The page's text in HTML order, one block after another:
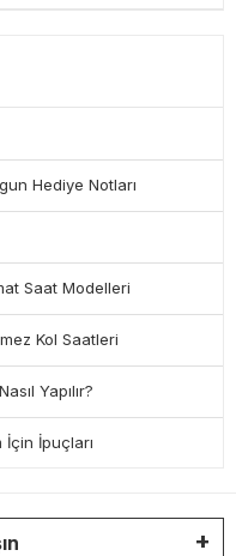
Hediye Notları
Saat Modelleri
Kol Saatleri
Yapılır?
İçin İpuçları